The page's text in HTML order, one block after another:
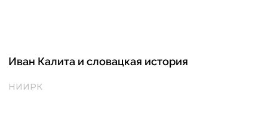
Иван Калита и словацкая история
НИИРК